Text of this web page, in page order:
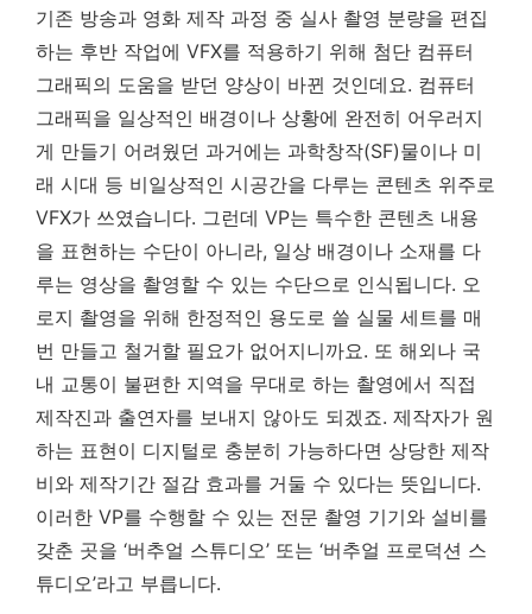
기존 방송과 영화 제작 과정 중 실사 촬영 분량을 편집
하는 후반 작업에 VFX를 적용하기 위해 첨단 컴퓨터
그래픽의 도움을 받던 양상이 바뀐 것인데요. 컴퓨터
그래픽을 일상적인 배경이나 상황에 완전히 어우러지
게 만들기 어려웠던 과거에는 과학창작(SF)물이나 미
래 시대 등 비일상적인 시공간을 다루는 콘텐츠 위주로
VFX가 쓰였습니다. 그런데 VP는 특수한 콘텐츠 내용
을 표현하는 수단이 아니라, 일상 배경이나 소재를 다
루는 영상을 촬영할 수 있는 수단으로 인식됩니다. 오
로지 촬영을 위해 한정적인 용도로 쓸 실물 세트를 매
번 만들고 철거할 필요가 없어지니까요. 또 해외나 국
내 교통이 불편한 지역을 무대로 하는 촬영에서 직접
제작진과 출연자를 보내지 않아도 되겠죠. 제작자가 원
하는 표현이 디지털로 충분히 가능하다면 상당한 제작
비와 제작기간 절감 효과를 거둘 수 있다는 뜻입니다.
이러한 VP를 수행할 수 있는 전문 촬영 기기와 설비를
갖춘 곳을 ‘버추얼 스튜디오’ 또는 ‘버추얼 프로덕션 스
튜디오’라고 부릅니다.